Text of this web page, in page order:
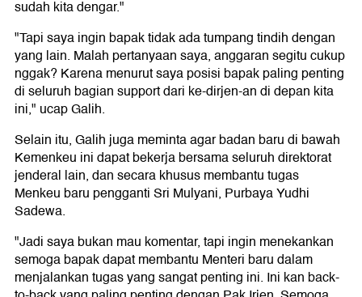
sudah kita dengar."
"Tapi saya ingin bapak tidak ada tumpang tindih dengan
yang lain. Malah pertanyaan saya, anggaran segitu cukup
nggak? Karena menurut saya posisi bapak paling penting
di seluruh bagian support dari ke-dirjen-an di depan kita
ini," ucap Galih.
Selain itu, Galih juga meminta agar badan baru di bawah
Kemenkeu ini dapat bekerja bersama seluruh direktorat
jenderal lain, dan secara khusus membantu tugas
Menkeu baru pengganti Sri Mulyani, Purbaya Yudhi
Sadewa.
"Jadi saya bukan mau komentar, tapi ingin menekankan
semoga bapak dapat membantu Menteri baru dalam
menjalankan tugas yang sangat penting ini. Ini kan back-